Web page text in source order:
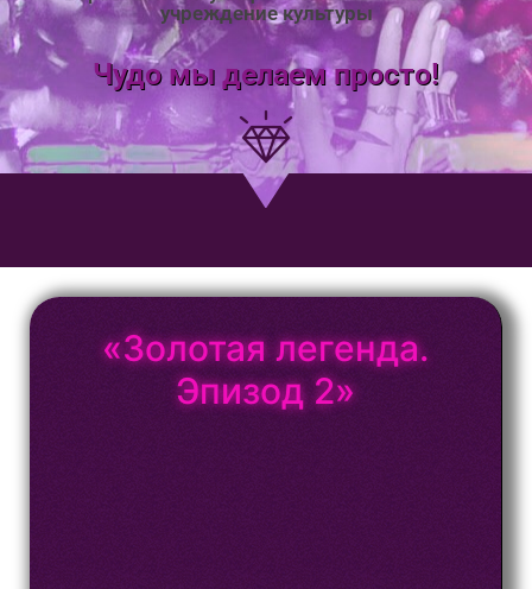
учреждение культуры
Чудо мы делаем просто!
«Золотая легенда.
Эпизод 2»